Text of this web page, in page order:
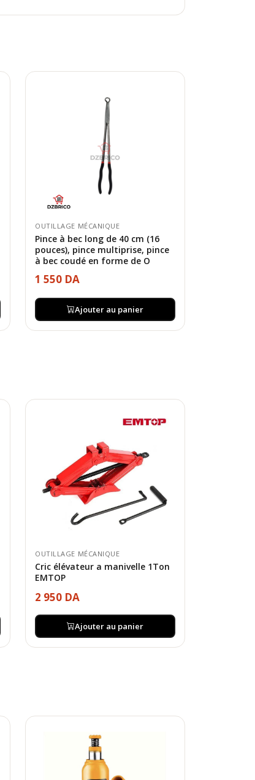
OUTILLAGE MÉCANIQUE
Pince à bec long de 40 cm (16
pouces), pince multiprise, pince
à bec coudé en forme de O
1 550 DA
Ajouter au panier
OUTILLAGE MÉCANIQUE
Cric élévateur a manivelle 1Ton
EMTOP
2 950 DA
Ajouter au panier